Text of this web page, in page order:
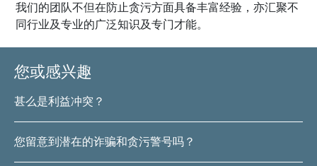
我们的团队不但在防止贪污方面具备丰富经验，亦汇聚不
同行业及专业的广泛知识及专门才能。
您或感兴趣
甚么是利益冲突？
您留意到潜在的诈骗和贪污警号吗？